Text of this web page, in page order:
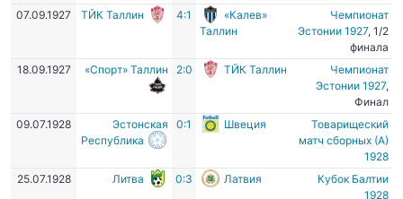
07.09.1927
ТЙК Таллин 4:1
«Калев»
Таллин
Чемпионат
Эстонии 1927, 1/2
финала
18.09.1927
«Спорт» Таллин 2:0 ТЙК Таллин
Чемпионат
Эстонии 1927,
Финал
09.07.1928
Эстонская
Республика
0:1 Швеция
Товарищеский
матч сборных (А)
1928
25.07.1928
Литва 0:3 Латвия
Кубок Балтии
1928